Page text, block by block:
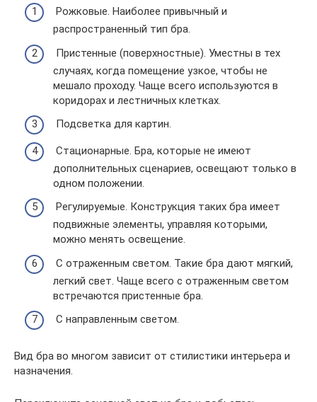
Рожковые. Наиболее привычный и
распространенный тип бра.
Пристенные (поверхностные). Уместны в тех
случаях, когда помещение узкое, чтобы не
мешало проходу. Чаще всего используются в
коридорах и лестничных клетках.
Подсветка для картин.
Стационарные. Бра, которые не имеют
дополнительных сценариев, освещают только в
одном положении.
Регулируемые. Конструкция таких бра имеет
подвижные элементы, управляя которыми,
можно менять освещение.
С отраженным светом. Такие бра дают мягкий,
легкий свет. Чаще всего с отраженным светом
встречаются пристенные бра.
С направленным светом.
Вид бра во многом зависит от стилистики интерьера и
назначения.